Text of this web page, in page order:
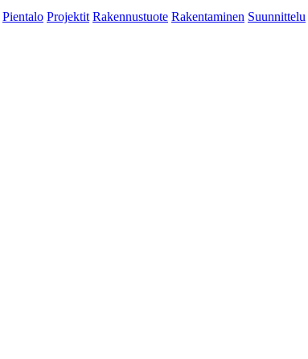
Pientalo Projektit Rakennustuote Rakentaminen Suunnittelu